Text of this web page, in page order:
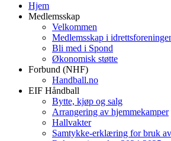
Hjem
Medlemsskap
Velkommen
Medlemsskap i
Bli med i Spond
Økonomisk støtte
Forbund (NHF)
Handball.no
EIF Håndball
Bytte, kjøp og salg
Arrangering av hjemmekamper
Hallvakter
Samtykke-erklæring for bruk